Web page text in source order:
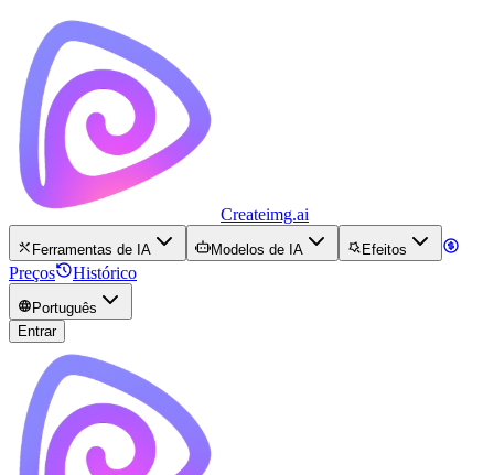
Createimg.ai
Ferramentas de IA Modelos de IA Efeitos
Preços Histórico
Português
Entrar